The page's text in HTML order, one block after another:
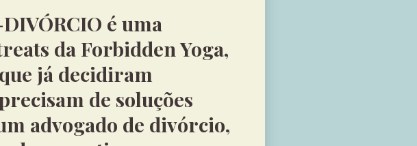
é uma
da Forbidden Yoga,
já decidiram
de soluções
advogado de divórcio,